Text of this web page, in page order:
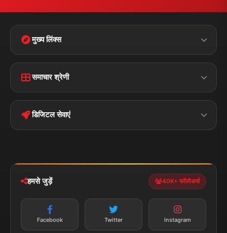
मुख्य लिंक्स
Disclaimer
Terms &
Privacy Policy
समाचार श्रेणी
पॉलिटिकल झारखण्ड
डिजिटल सेवाएं
न्यूज़ अलर्ट
सब्सक्राइब करें
हमसे जुड़ें 40K+ फॉलोअर्स
Facebook Twitter Instagram